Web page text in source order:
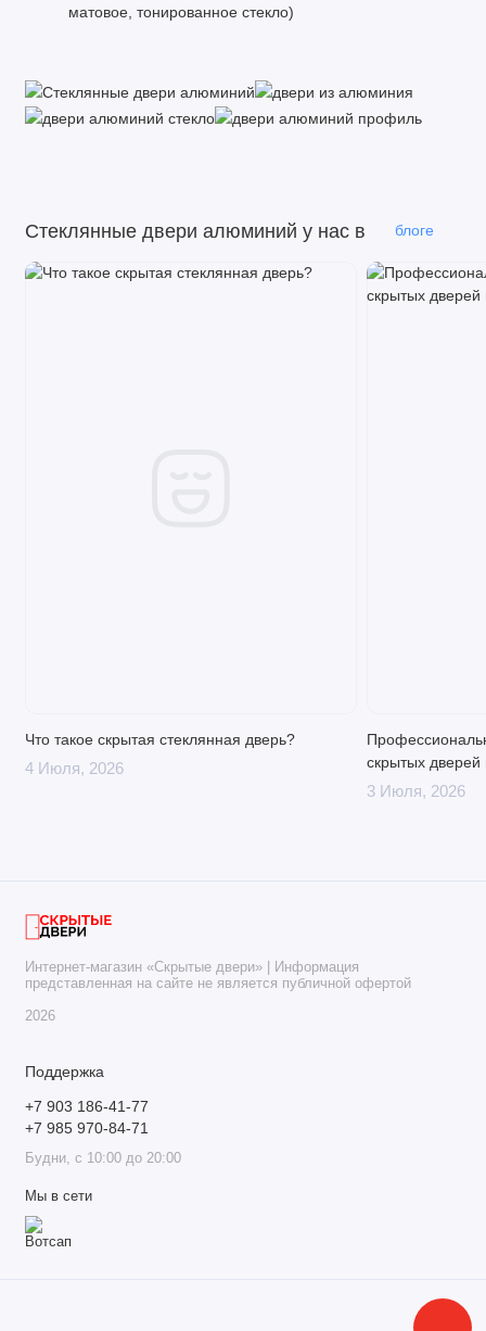
матовое, тонированное стекло)
Стеклянные двери алюминий у нас в блоге
Что такое скрытая стеклянная дверь?
4 Июля, 2026
скрытых дверей
3 Июля, 2026
Интернет-магазин «Скрытые двери» | Информация
представленная на сайте не является публичной офертой
2026
Поддержка
+7 903 186-41-77
+7 985 970-84-71
Будни, с 10:00 до 20:00
Мы в сети